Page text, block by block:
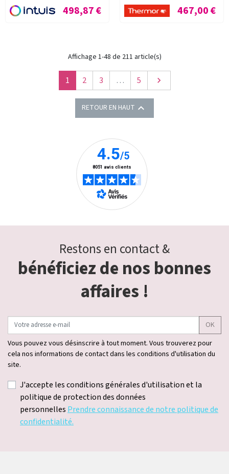
Prix
498,87 € Prix
467,00 €
Affichage 1-48 de 211 article(s)
1 2 3 … 5 Suivant

RETOUR EN HAUT 
Restons en contact &
bénéficiez de nos bonnes
affaires !
OK
Vous pouvez vous désinscrire à tout moment. Vous trouverez pour
cela nos informations de contact dans les conditions d'utilisation du
site.
J'accepte les conditions générales d'utilisation et la
politique de protection des données
personnelles Prendre connaissance de notre politique de
confidentialité.